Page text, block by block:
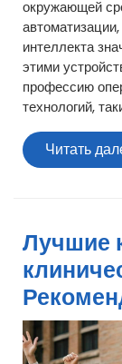
окружающей
интеллекта
этими
профессию
технологий,
Читать
Лучшие